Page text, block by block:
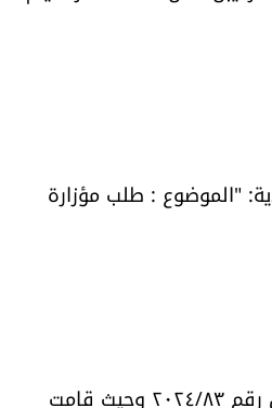
"الموضوع : طلب مؤزارة
عطفا على كتابنا السابق رقم ٢٠٢٤/٨٣ وحيث قامت